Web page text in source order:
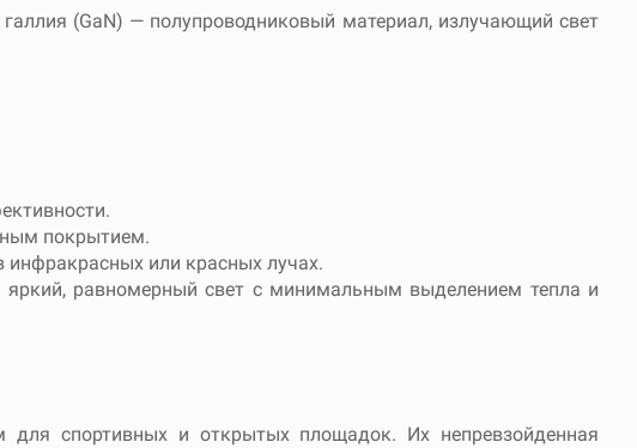
(GaN) — полупроводниковый материал, излучающий свет
покрытием.
инфракрасных или красных лучах.
яркий, равномерный свет с минимальным выделением тепла и
для спортивных и открытых площадок. Их непревзойденная